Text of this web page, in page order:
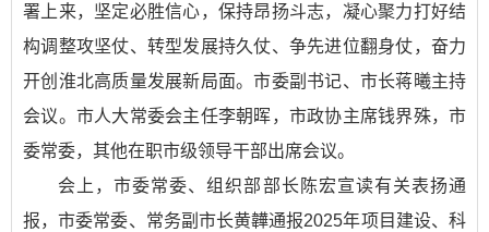
署上来，坚定必胜信心，保持昂扬斗志，凝心聚力打好结
构调整攻坚仗、转型发展持久仗、争先进位翻身仗，奋力
开创淮北高质量发展新局面。市委副书记、市长蒋曦主持
会议。市人大常委会主任李朝晖，市政协主席钱界殊，市
委常委，其他在职市级领导干部出席会议。
会上，市委常委、组织部部长陈宏宣读有关表扬通
报，市委常委、常务副市长黄韡通报2025年项目建设、科